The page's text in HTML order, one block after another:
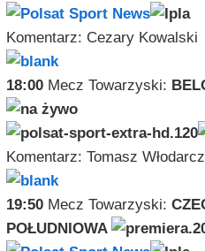
Komentarz: Cezary Kowalski
18:00 Mecz Towarzyski:
Komentarz: Tomasz
19:50 Mecz Towarzyski:
POŁUDNIOWA